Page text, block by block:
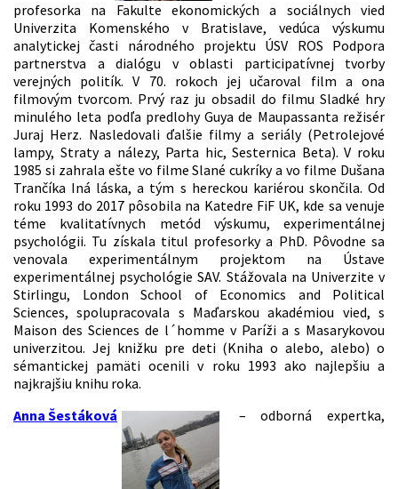
profesorka na Fakulte ekonomických a sociálnych vied
Univerzita Komenského v Bratislave, vedúca výskumu
analytickej časti národného projektu ÚSV ROS Podpora
partnerstva a dialógu v oblasti participatívnej tvorby
verejných politík. V 70. rokoch jej učaroval film a ona
filmovým tvorcom. Prvý raz ju obsadil do filmu Sladké hry
minulého leta podľa predlohy Guya de Maupassanta režisér
Juraj Herz. Nasledovali ďalšie filmy a seriály (Petrolejové
lampy, Straty a nálezy, Parta hic, Sesternica Beta). V roku
1985 si zahrala ešte vo filme Slané cukríky a vo filme Dušana
Trančíka Iná láska, a tým s hereckou kariérou skončila. Od
roku 1993 do 2017 pôsobila na Katedre FiF UK, kde sa venuje
téme kvalitatívnych metód výskumu, experimentálnej
psychológii. Tu získala titul profesorky a PhD. Pôvodne sa
venovala experimentálnym projektom na Ústave
experimentálnej psychológie SAV. Stážovala na Univerzite v
Stirlingu, London School of Economics and Political
Sciences, spolupracovala s Maďarskou akadémiou vied, s
Maison des Sciences de l´homme v Paríži a s Masarykovou
univerzitou. Jej knižku pre deti (Kniha o alebo, alebo) o
sémantickej pamäti ocenili v roku 1993 ako najlepšiu a
najkrajšiu knihu roka.
Anna Šestáková
– odborná expertka,